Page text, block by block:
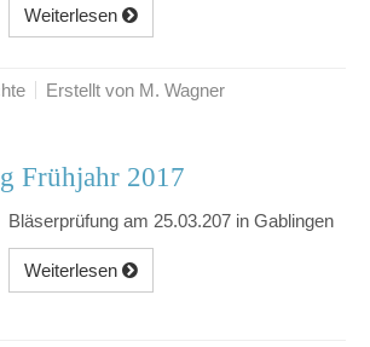
Weiterlesen
Erstellt von M. Wagner
Frühjahr 2017
Bläserprüfung am 25.03.207 in Gablingen
Weiterlesen